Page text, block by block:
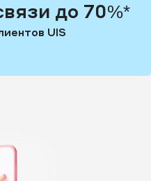
до 70%*
UIS